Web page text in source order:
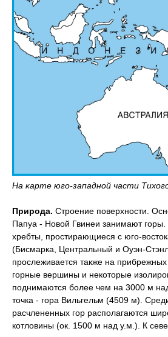
На карте юго-западной части
Природа. Строение поверхности.
Папуа - Новой Гвинеи занимают
хребты, простирающиеся с юго-
(Бисмарка, Центральный и Оуэн-
прослеживается также на
горные вершины и некоторые
поднимаются более чем на 3000 м
точка - гора Вильгельм (4509 м).
расчлененных гор располагаются
котловины (ок. 1500 м над у.м.). К